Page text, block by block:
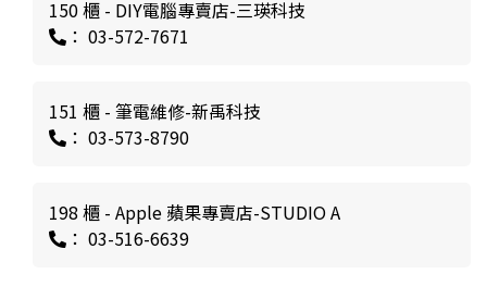
150 櫃 - DIY電腦專賣店-三瑛科技
： 03-572-7671
151 櫃 - 筆電維修-新禹科技
： 03-573-8790
198 櫃 - Apple 蘋果專賣店-STUDIO A
： 03-516-6639